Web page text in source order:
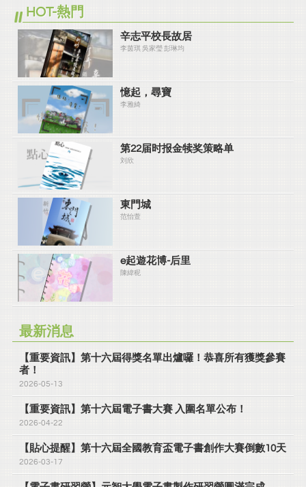
HOT-熱門
辛志平校長故居
李茵琪 吳家瑩 彭琳均
憶起，尋寶
李雅綺
第22届时报金犊奖策略单
刘欣
東門城
范怡萱
e起遊花博-后里
陳緯秜
最新消息
【重要資訊】第十六屆得獎名單出爐囉！恭喜所有獲獎參賽
者！
2026-05-13
【重要資訊】第十六屆電子書大賽 入圍名單公布！
2026-04-22
【貼心提醒】第十六屆全國教育盃電子書創作大賽倒數10天
2026-03-17